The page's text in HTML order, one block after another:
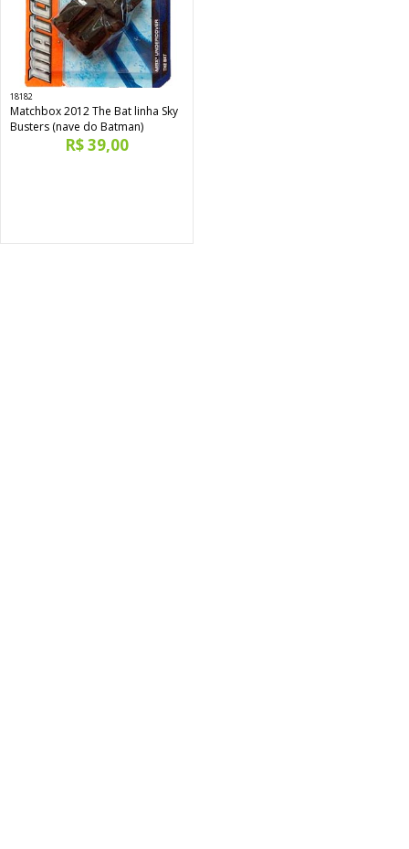
18182
Matchbox 2012 The Bat linha Sky
Busters (nave do Batman)
R$ 39,00